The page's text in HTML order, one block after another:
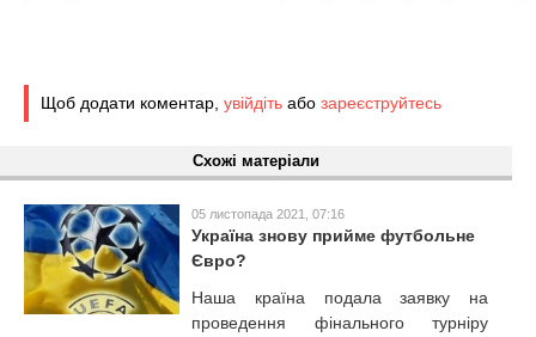
Щоб додати коментар, увійдіть або зареєструйтесь
Схожі матеріали
05 листопада 2021, 07:16
Україна знову прийме футбольне
Євро?
Наша країна подала заявку на
проведення фінального турніру